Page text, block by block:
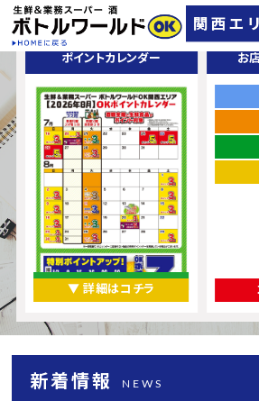
ポイントカレンダー
▼ 詳細はコチラ
お
新着情報 NEWS